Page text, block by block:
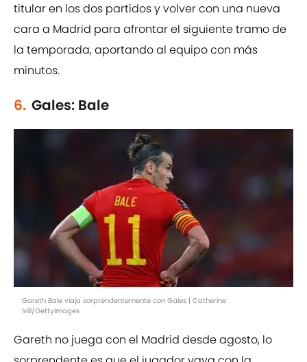
titular en los dos partidos y volver con una nueva
cara a Madrid para afrontar el siguiente tramo de
la temporada, aportando al equipo con más
minutos.
6. Gales: Bale
Gareth Bale viaja sorprendentemente con Gales | Catherine
Ivill/GettyImages
Gareth no juega con el Madrid desde agosto, lo